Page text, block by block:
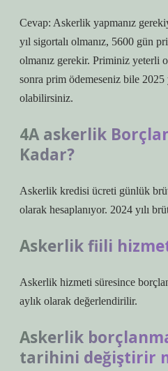
Cevap: Askerlik yapmanız
yıl sigortalı olmanız, 5600 gün
olmanız gerekir. Priminiz yeterli
sonra prim ödemeseniz bile 2025
olabilirsiniz.
4A askerlik
Kadar?
Askerlik kredisi ücreti günlük
olarak hesaplanıyor. 2024 yılı
Askerlik fiili
Askerlik hizmeti süresince
aylık olarak değerlendirilir.
Askerlik
tarihini değiştirir